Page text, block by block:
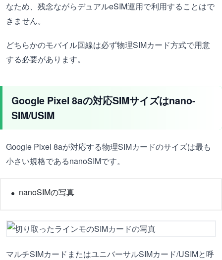
なため、残念ながらデュアルeSIM運用で利用することはで
きません。
どちらかのモバイル回線は必ず物理SIMカード方式で用意
する必要があります。
Google Pixel 8aの対応SIMサイズはnano-
SIM/USIM
Google Pixel 8aが対応する物理SIMカードのサイズは最も
小さい規格であるnanoSIMです。
nanoSIMの写真
マルチSIMカードまたはユニバーサルSIMカード/USIMと呼